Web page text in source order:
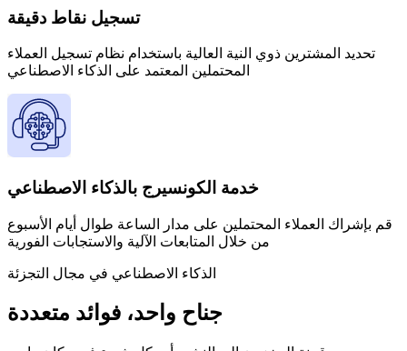
تسجيل نقاط دقيقة
تحديد المشترين ذوي النية العالية باستخدام نظام تسجيل العملاء
المحتملين المعتمد على الذكاء الاصطناعي
خدمة الكونسيرج بالذكاء الاصطناعي
قم بإشراك العملاء المحتملين على مدار الساعة طوال أيام الأسبوع
من خلال المتابعات الآلية والاستجابات الفورية
الذكاء الاصطناعي في مجال التجزئة
جناح واحد، فوائد متعددة